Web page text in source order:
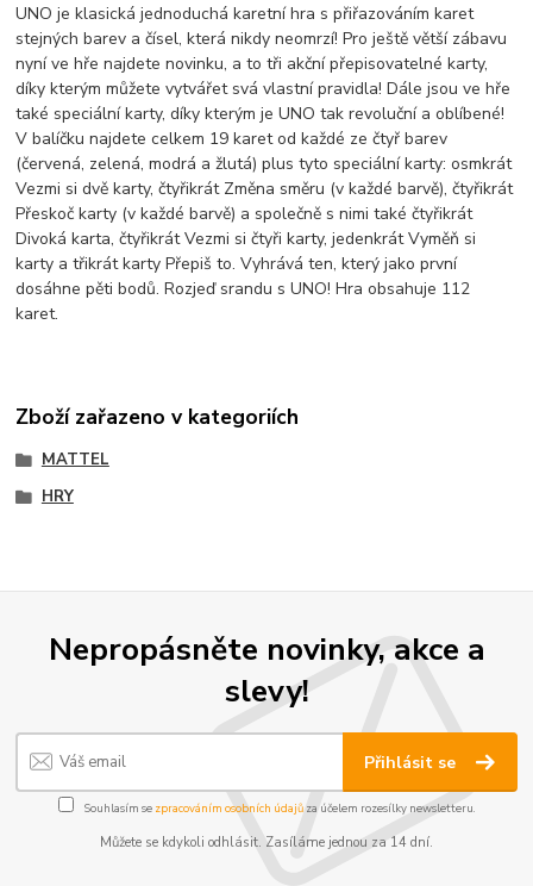
UNO je klasická jednoduchá karetní hra s přiřazováním karet
stejných barev a čísel, která nikdy neomrzí! Pro ještě větší zábavu
nyní ve hře najdete novinku, a to tři akční přepisovatelné karty,
díky kterým můžete vytvářet svá vlastní pravidla! Dále jsou ve hře
také speciální karty, díky kterým je UNO tak revoluční a oblíbené!
V balíčku najdete celkem 19 karet od každé ze čtyř barev
(červená, zelená, modrá a žlutá) plus tyto speciální karty: osmkrát
Vezmi si dvě karty, čtyřikrát Změna směru (v každé barvě), čtyřikrát
Přeskoč karty (v každé barvě) a společně s nimi také čtyřikrát
Divoká karta, čtyřikrát Vezmi si čtyři karty, jedenkrát Vyměň si
karty a třikrát karty Přepiš to. Vyhrává ten, který jako první
dosáhne pěti bodů. Rozjeď srandu s UNO! Hra obsahuje 112
karet.
Zboží zařazeno v kategoriích
MATTEL
HRY
Nepropásněte novinky, akce a
slevy!
Přihlásit se
Souhlasím se zpracováním osobních údajůza účelem rozesílky newsletteru.
Můžete se kdykoli odhlásit. Zasíláme jednou za 14 dní.